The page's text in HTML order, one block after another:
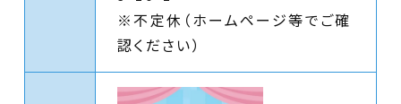
※不定休（ホームページ等でご確
認ください）